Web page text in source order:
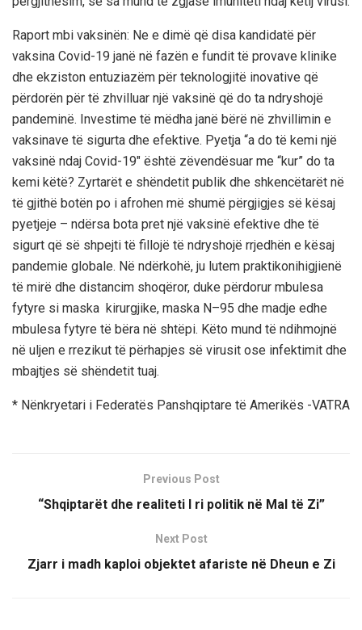
Raport mbi vaksinën: Ne e dimë që disa kandidatë për
vaksina Covid-19 janë në fazën e fundit të provave klinike
dhe ekziston entuziazëm për teknologjitë inovative që
përdorën për të zhvilluar një vaksinë që do ta ndryshojë
pandeminë. Investime të mëdha janë bërë në zhvillimin e
vaksinave të sigurta dhe efektive. Pyetja “a do të kemi një
vaksinë ndaj Covid-19″ është zëvendësuar me “kur” do ta
kemi këtë? Zyrtarët e shëndetit publik dhe shkencëtarët në
të gjithë botën po i afrohen më shumë përgjigjes së kësaj
pyetjeje – ndërsa bota pret një vaksinë efektive dhe të
sigurt që së shpejti të fillojë të ndryshojë rrjedhën e kësaj
pandemie globale. Në ndërkohë, ju lutem praktikonihigjienë
të mirë dhe distancim shoqëror, duke përdorur mbulesa
fytyre si maska ​​ kirurgjike, maska N–95 dhe madje edhe
mbulesa fytyre të bëra në shtëpi. Këto mund të ndihmojnë
në uljen e rrezikut të përhapjes së virusit ose infektimit dhe
mbajtjes së shëndetit tuaj.
* Nënkryetari i Federatës Panshqiptare të Amerikës -VATRA
Previous Post
“Shqiptarët dhe realiteti I ri politik në Mal të Zi”
Next Post
Zjarr i madh kaploi objektet afariste në Dheun e Zi